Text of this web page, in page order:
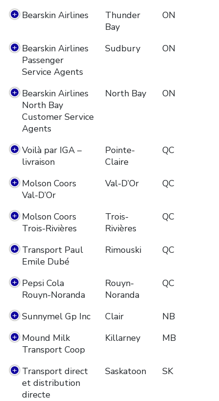
Bearskin Airlines
Thunder
Bay
ON
Bearskin Airlines
Passenger
Service Agents
Sudbury ON
Bearskin Airlines
North Bay
Customer Service
Agents
North Bay ON
Voilà par IGA –
livraison
Pointe-
Claire
QC
Molson Coors
Val-D’Or
Val-D’Or QC
Molson Coors
Trois-Rivières
Trois-
Rivières
QC
Transport Paul
Emile Dubé
Rimouski QC
Pepsi Cola
Rouyn-Noranda
Rouyn-
Noranda
QC
Sunnymel Gp Inc Clair
NB
Mound Milk
Transport Coop
Killarney MB
Transport direct
et distribution
directe
Saskatoon SK